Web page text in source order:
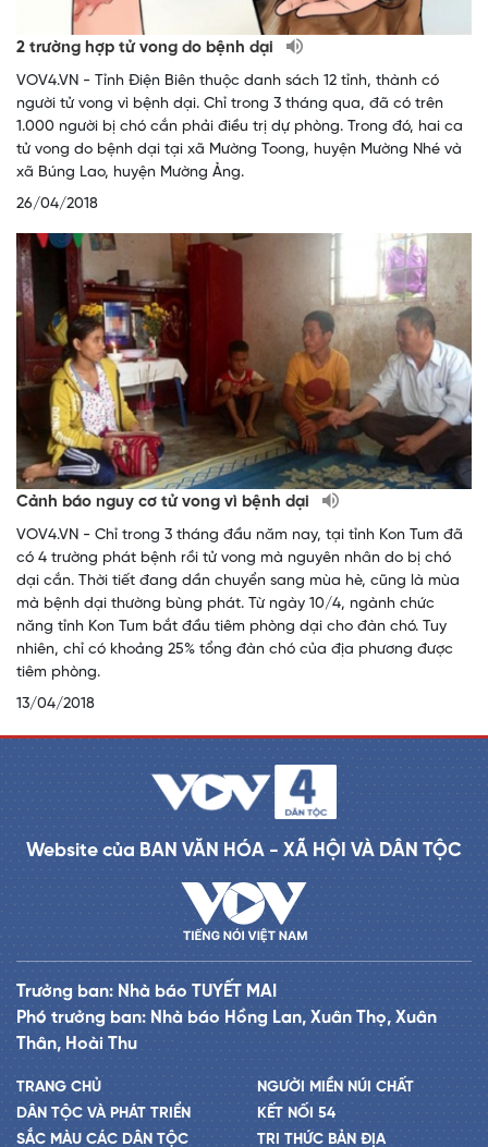
2 trường hợp tử vong do bệnh dại
VOV4.VN - Tỉnh Điện Biên thuộc danh sách 12 tỉnh, thành có
người tử vong vì bệnh dại. Chỉ trong 3 tháng qua, đã có trên
1.000 người bị chó cắn phải điều trị dự phòng. Trong đó, hai ca
tử vong do bệnh dại tại xã Mường Toong, huyện Mường Nhé và
xã Búng Lao, huyện Mường Ảng.
26/04/2018
Cảnh báo nguy cơ tử vong vì bệnh dại
VOV4.VN - Chỉ trong 3 tháng đầu năm nay, tại tỉnh Kon Tum đã
có 4 trường phát bệnh rồi tử vong mà nguyên nhân do bị chó
dại cắn. Thời tiết đang dần chuyển sang mùa hè, cũng là mùa
mà bệnh dại thường bùng phát. Từ ngày 10/4, ngành chức
năng tỉnh Kon Tum bắt đầu tiêm phòng dại cho đàn chó. Tuy
nhiên, chỉ có khoảng 25% tổng đàn chó của địa phương được
tiêm phòng.
13/04/2018
Website của BAN VĂN HÓA - XÃ HỘI VÀ DÂN TỘC
Trưởng ban: Nhà báo TUYẾT MAI
Phó trưởng ban: Nhà báo Hồng Lan, Xuân Thọ, Xuân
Thân, Hoài Thu
TRANG CHỦ
DÂN TỘC VÀ PHÁT TRIỂN
SẮC MÀU CÁC DÂN TỘC
NGƯỜI MIỀN NÚI CHẤT
KẾT NỐI 54
TRI THỨC BẢN ĐỊA